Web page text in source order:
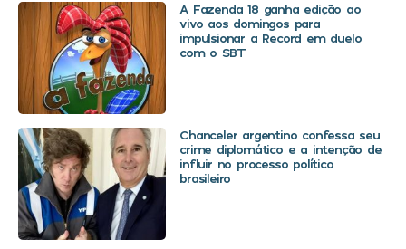
A Fazenda 18 ganha edição ao
vivo aos domingos para
impulsionar a Record em duelo
com o SBT
Chanceler argentino confessa seu
crime diplomático e a intenção de
influir no processo político
brasileiro